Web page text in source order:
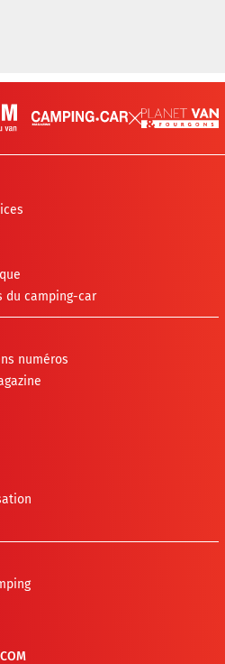
du camping-car
numéros